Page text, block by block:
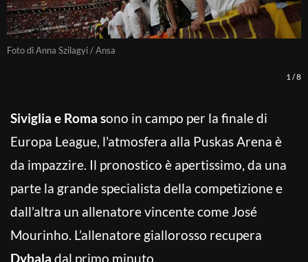
Foto di Anna Szilagyi / Ansa
1 /8
Siviglia e Roma sono in campo per la finale di
Europa League, l’atmosfera alla Puskas Arena è
da impazzire. Il pronostico è apertissimo, da una
parte la grande specialista della competizione e
dall’altra un allenatore vincente come José
Mourinho. L’allenatore giallorosso recupera
Dybala dal primo minuto.